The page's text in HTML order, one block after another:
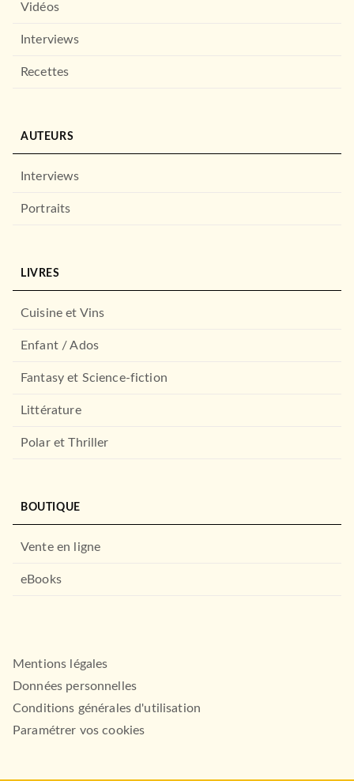
Charles Exbrayat
Jean d'Aillon
LE MASQUE
Vidéos
Interviews
Recettes
AUTEURS
Interviews
Portraits
LIVRES
Cuisine et Vins
Enfant / Ados
Fantasy et Science-fiction
Littérature
Polar et Thriller
BOUTIQUE
Vente en ligne
eBooks
Mentions légales
Données personnelles
Conditions générales d'utilisation
Paramétrer vos cookies